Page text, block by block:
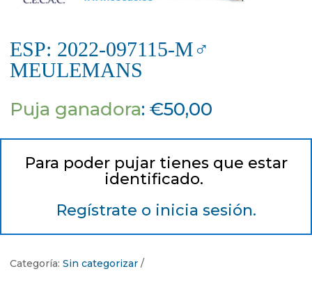
ESP: 2022-097115-M♂
MEULEMANS
Puja ganadora: €50,00
Para poder pujar tienes que estar
identificado.
Regístrate o inicia sesión.
Categoría: Sin categorizar